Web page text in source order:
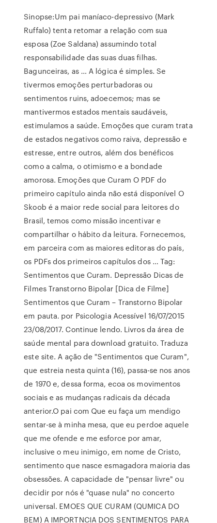
Sinopse:Um pai maníaco-depressivo (Mark
Ruffalo) tenta retomar a relação com sua
esposa (Zoe Saldana) assumindo total
responsabilidade das suas duas filhas.
Bagunceiras, as … A lógica é simples. Se
tivermos emoções perturbadoras ou
sentimentos ruins, adoecemos; mas se
mantivermos estados mentais saudáveis,
estimulamos a saúde. Emoções que curam trata
de estados negativos como raiva, depressão e
estresse, entre outros, além dos benéficos
como a calma, o otimismo e a bondade
amorosa. Emoções que Curam O PDF do
primeiro capítulo ainda não está disponível O
Skoob é a maior rede social para leitores do
Brasil, temos como missão incentivar e
compartilhar o hábito da leitura. Fornecemos,
em parceira com as maiores editoras do país,
os PDFs dos primeiros capítulos dos … Tag:
Sentimentos que Curam. Depressão Dicas de
Filmes Transtorno Bipolar [Dica de Filme]
Sentimentos que Curam – Transtorno Bipolar
em pauta. por Psicologia Acessível 16/07/2015
23/08/2017. Continue lendo. Livros da área de
saúde mental para download gratuito. Traduza
este site. A ação de "Sentimentos que Curam",
que estreia nesta quinta (16), passa-se nos anos
de 1970 e, dessa forma, ecoa os movimentos
sociais e as mudanças radicais da década
anterior.O pai com Que eu faça um mendigo
sentar-se à minha mesa, que eu perdoe aquele
que me ofende e me esforce por amar,
inclusive o meu inimigo, em nome de Cristo,
sentimento que nasce esmagadora maioria das
obsessões. A capacidade de "pensar livre" ou
decidir por nós é "quase nula" no concerto
universal. EMOES QUE CURAM (QUMICA DO
BEM) A IMPORTNCIA DOS SENTIMENTOS PARA